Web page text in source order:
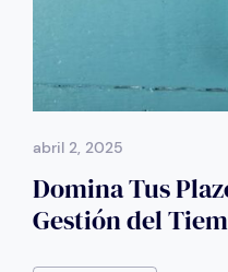
abril 2, 2025
Domina Tus
Gestión del